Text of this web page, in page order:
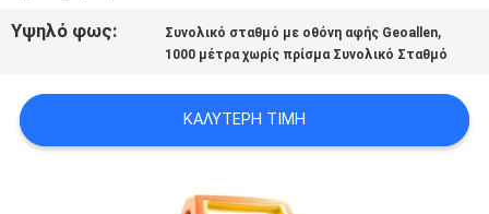
ΕΙΔΉΣΕΙΣ
ΠΕΡΙΠΤΏΣΕΙΣ
Υψηλό φως: Συνολικό σταθμό με οθόνη αφής Geoallen,
1000 μέτρα χωρίς πρίσμα Συνολικό Σταθμό
ΚΑΛΎΤΕΡΗ ΤΙΜΉ